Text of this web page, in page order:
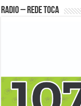
Radio – Rede Toca